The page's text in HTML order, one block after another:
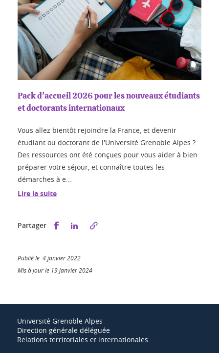
Pack d'accueil 2026 pour les nouveaux étudiants
et doctorants internationaux
Vous allez bientôt rejoindre la France, et devenir
étudiant ou doctorant de l'Université Grenoble Alpes ?
Des ressources ont été conçues pour vous aider à bien
préparer votre séjour, et connaître toutes les
démarches à e...
Lire la suite
Partager Partager sur Facebook
Partager sur LinkedIn
Publié le 4 janvier 2022
Mis à jour le 19 janvier 2024
Université Grenoble Alpes
Direction générale déléguée
Relations territoriales et internationales